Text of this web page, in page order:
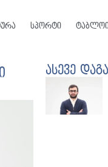
სპორტი
ასევე